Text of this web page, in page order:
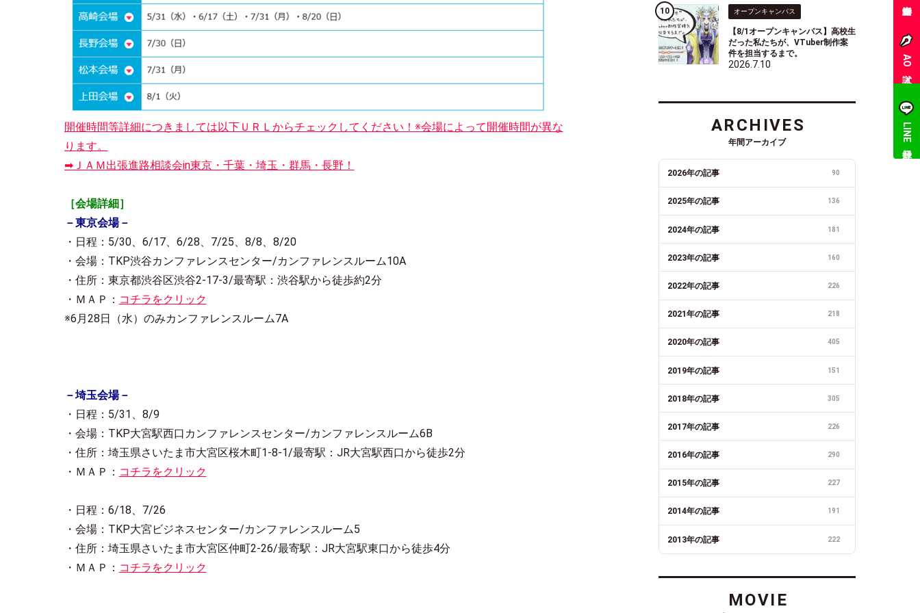
開催時間等詳細につきましては以下ＵＲＬからチェックしてください！※会場によって開催時間が異な
ります。
➡ＪＡＭ出張進路相談会in東京・千葉・埼玉・群馬・長野！
［会場詳細］
－東京会場－
・日程：5/30、6/17、6/28、7/25、8/8、8/20
・会場：TKP渋谷カンファレンスセンター/カンファレンスルーム10A
・住所：東京都渋谷区渋谷2-17-3/最寄駅：渋谷駅から徒歩約2分
・ＭＡＰ： コチラをクリック
※6月28日（水）のみカンファレンスルーム7A
－埼玉会場－
・日程：5/31、8/9
・会場：TKP大宮駅西口カンファレンスセンター/カンファレンスルーム6B
・住所：埼玉県さいたま市大宮区桜木町1-8-1/最寄駅：JR大宮駅西口から徒歩2分
・ＭＡＰ： コチラをクリック
・日程：6/18、7/26
・会場：TKP大宮ビジネスセンター/カンファレンスルーム5
・住所：埼玉県さいたま市大宮区仲町2-26/最寄駅：JR大宮駅東口から徒歩4分
・ＭＡＰ： コチラをクリック
オープンキャンパス
【8/1オープンキャンパス】高校生
だった私たちが、VTuber制作案
件を担当するまで。
2026.7.10
ARCHIVES
年間アーカイブ
2026年の記事 90
2025年の記事 136
2024年の記事 181
2023年の記事 160
2022年の記事 226
2021年の記事 218
2020年の記事 405
2019年の記事 151
2018年の記事 305
2017年の記事 226
2016年の記事 290
2015年の記事 227
2014年の記事 191
2013年の記事 222
MOVIE
AO入試
LINE登録